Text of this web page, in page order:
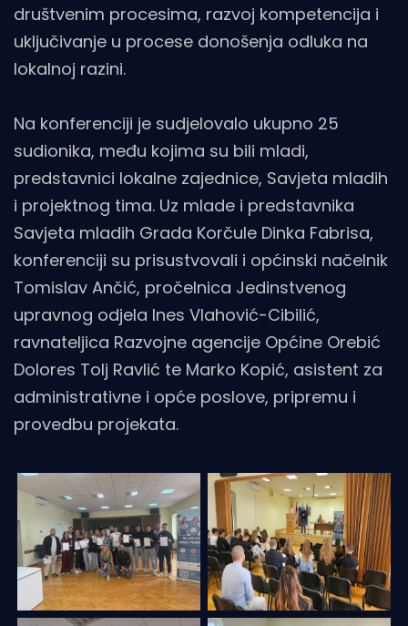
društvenim procesima, razvoj kompetencija i
uključivanje u procese donošenja odluka na
lokalnoj razini.
Na konferenciji je sudjelovalo ukupno 25
sudionika, među kojima su bili mladi,
predstavnici lokalne zajednice, Savjeta mladih
i projektnog tima. Uz mlade i predstavnika
Savjeta mladih Grada Korčule Dinka Fabrisa,
konferenciji su prisustvovali i općinski načelnik
Tomislav Ančić, pročelnica Jedinstvenog
upravnog odjela Ines Vlahović-Cibilić,
ravnateljica Razvojne agencije Općine Orebić
Dolores Tolj Ravlić te Marko Kopić, asistent za
administrativne i opće poslove, pripremu i
provedbu projekata.